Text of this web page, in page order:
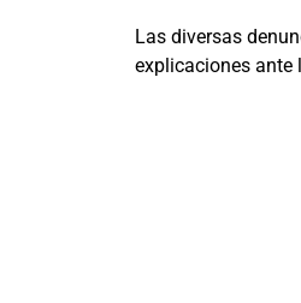
Las diversas
explicaciones ante